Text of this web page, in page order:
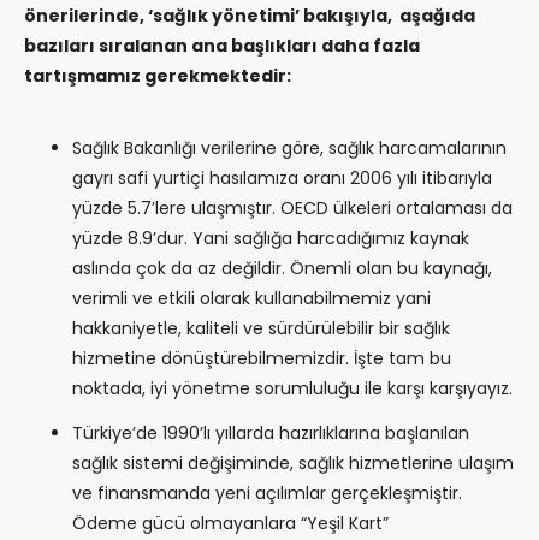
önerilerinde, ‘sağlık yönetimi’ bakışıyla, aşağıda
bazıları sıralanan ana başlıkları daha fazla
tartışmamız gerekmektedir:
Sağlık Bakanlığı verilerine göre, sağlık harcamalarının
gayrı safi yurtiçi hasılamıza oranı 2006 yılı itibarıyla
yüzde 5.7’lere ulaşmıştır. OECD ülkeleri ortalaması da
yüzde 8.9’dur. Yani sağlığa harcadığımız kaynak
aslında çok da az değildir. Önemli olan bu kaynağı,
verimli ve etkili olarak kullanabilmemiz yani
hakkaniyetle, kaliteli ve sürdürülebilir bir sağlık
hizmetine dönüştürebilmemizdir. İşte tam bu
noktada, iyi yönetme sorumluluğu ile karşı karşıyayız.
Türkiye’de 1990’lı yıllarda hazırlıklarına başlanılan
sağlık sistemi değişiminde, sağlık hizmetlerine ulaşım
ve finansmanda yeni açılımlar gerçekleşmiştir.
Ödeme gücü olmayanlara “Yeşil Kart”